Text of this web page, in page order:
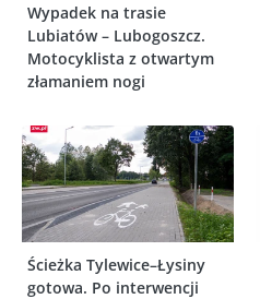
Wypadek na trasie
Lubiatów – Lubogoszcz.
Motocyklista z otwartym
złamaniem nogi
Ścieżka Tylewice–Łysiny
gotowa. Po interwencji